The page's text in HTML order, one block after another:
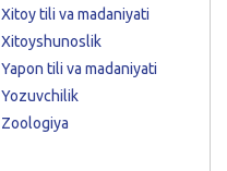
Xitoy tili va madaniyati
Xitoyshunoslik
Yapon tili va madaniyati
Yozuvchilik
Zoologiya